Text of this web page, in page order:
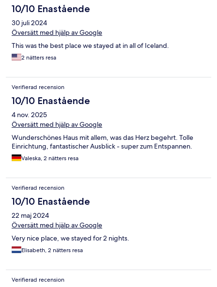
10/10 Enastående
30 juli 2024
Översätt med hjälp av Google
This was the best place we stayed at in all of Iceland.
2 nätters resa
Verifierad recension
10/10 Enastående
4 nov. 2025
Översätt med hjälp av Google
Wunderschönes Haus mit allem, was das Herz begehrt. Tolle
Einrichtung, fantastischer Ausblick - super zum Entspannen.
Valeska, 2 nätters resa
Verifierad recension
10/10 Enastående
22 maj 2024
Översätt med hjälp av Google
Very nice place, we stayed for 2 nights.
Elisabeth, 2 nätters resa
Verifierad recension